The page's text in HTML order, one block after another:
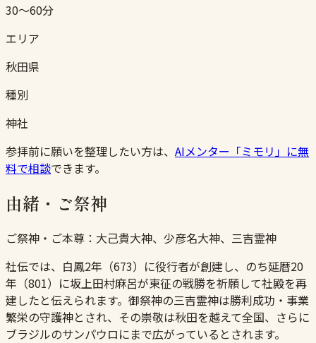
30〜60分
エリア
秋田県
種別
神社
参拝前に願いを整理したい方は、 AIメンター「ミモリ」に無
料で相談できます。
由緒・ご祭神
ご祭神・ご本尊： 大己貴大神、少彦名大神、三吉霊神
社伝では、白鳳2年（673）に役行者が創建し、のち延暦20
年（801）に坂上田村麻呂が東征の戦勝を祈願して社殿を再
建したと伝えられます。御祭神の三吉霊神は勝利成功・事業
繁栄の守護神とされ、その崇敬は秋田を越えて全国、さらに
ブラジルのサンパウロにまで広がっているとされます。